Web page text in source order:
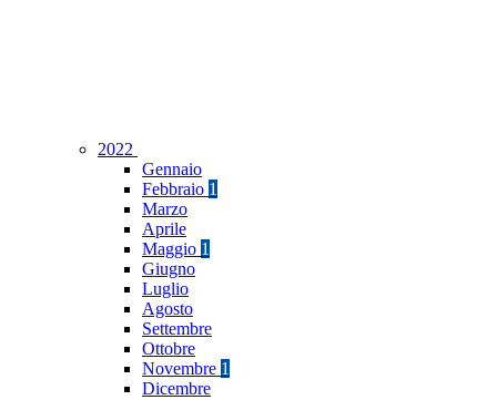
2022
Gennaio
Febbraio 1
Marzo
Aprile
Maggio 1
Giugno
Luglio
Agosto
Settembre
Ottobre
Novembre 1
Dicembre